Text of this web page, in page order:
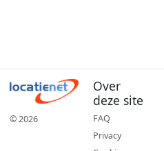
© 2026
Over
deze site
FAQ
Privacy